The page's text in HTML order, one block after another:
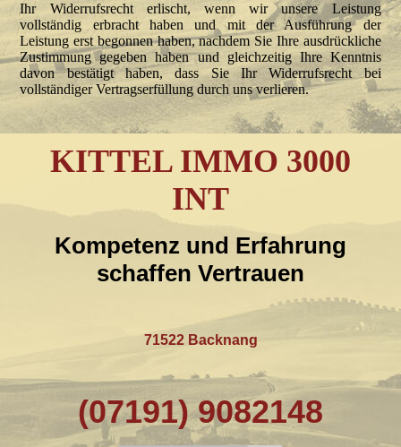
Ihr Widerrufsrecht erlischt, wenn wir unsere Leistung
vollständig erbracht haben und mit der Ausführung der
Leistung erst begonnen haben, nachdem Sie Ihre ausdrückliche
Zustimmung gegeben haben und gleichzeitig Ihre Kenntnis
davon bestätigt haben, dass Sie Ihr Widerrufsrecht bei
vollständiger Vertragserfüllung durch uns verlieren.
KITTEL IMMO 3000
INT
Kompetenz und Erfahrung
schaffen Vertrauen
71522 Backnang
(07191) 9082148